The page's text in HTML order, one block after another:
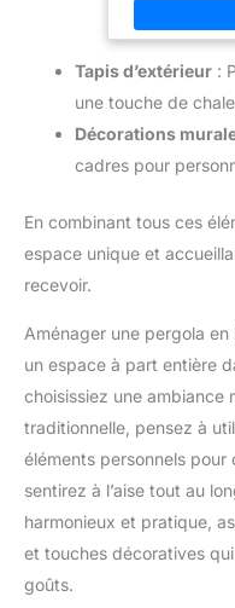
pour une
chaises ou
de
Tapis d’extérieur :
une touche de
Décorations
cadres pour
En combinant tous ces
espace unique et
recevoir.
Aménager une pergola
un espace à part entière
choisissiez une ambiance
traditionnelle, pensez à
éléments personnels
sentirez à l’aise tout au
harmonieux et pratique,
et touches décoratives
goûts.